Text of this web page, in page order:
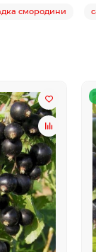
смородини